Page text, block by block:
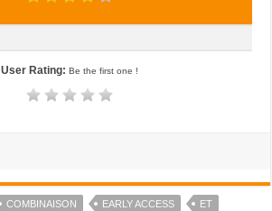
User Rating: Be the first one !
COMBINAISON EARLY ACCESS
ET